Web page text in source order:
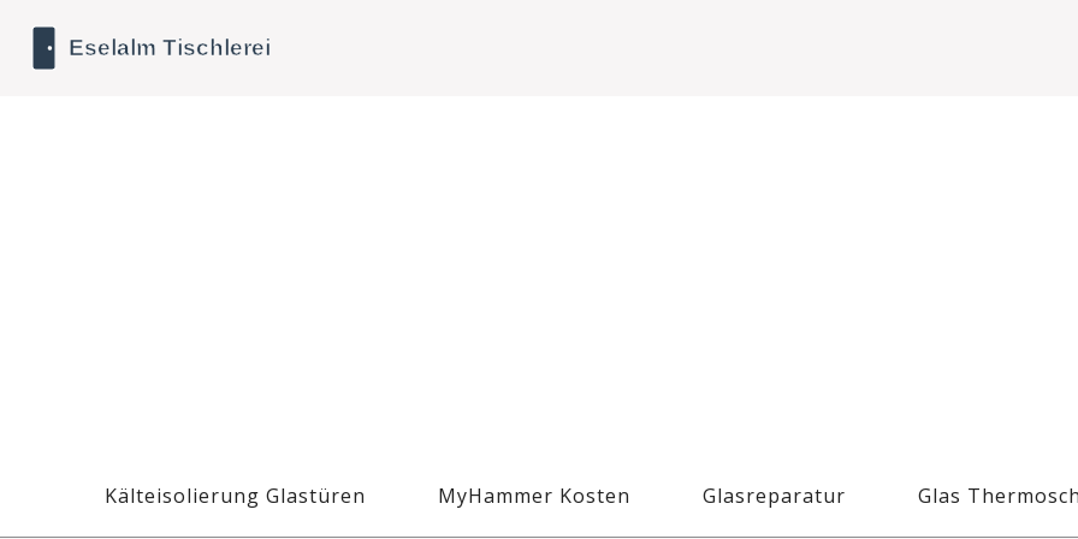
Kälteisolierung Glastüren MyHammer Kosten Glasreparatur Glas